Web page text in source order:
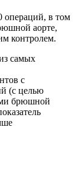
операций, в том
аорте,
контролем.
самых
с
(с целью
брюшной